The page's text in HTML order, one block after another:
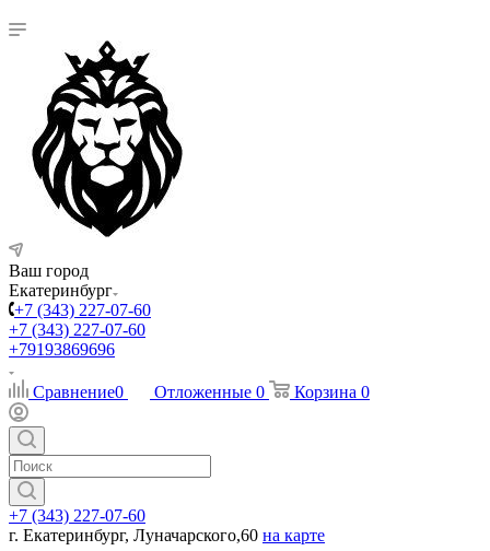
Ваш город
Екатеринбург
+7 (343) 227-07-60
+7 (343) 227-07-60
+79193869696
Сравнение0 Отложенные 0 Корзина 0
+7 (343) 227-07-60
г. Екатеринбург, Луначарского,60 на карте